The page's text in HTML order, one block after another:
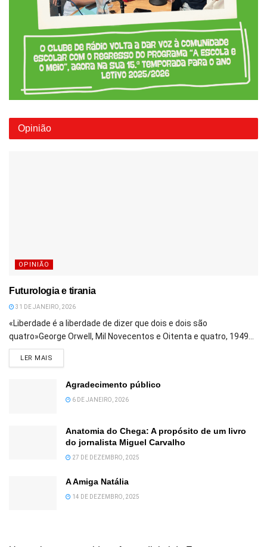
Opinião
OPINIÃO
Futurologia e tirania
31 DE JANEIRO, 2026
«Liberdade é a liberdade de dizer que dois e dois são
quatro»George Orwell, Mil Novecentos e Oitenta e quatro, 1949...
LER MAIS
Agradecimento público
6 DE JANEIRO, 2026
Anatomia do Chega: A propósito de um livro
do jornalista Miguel Carvalho
27 DE DEZEMBRO, 2025
A Amiga Natália
14 DE DEZEMBRO, 2025